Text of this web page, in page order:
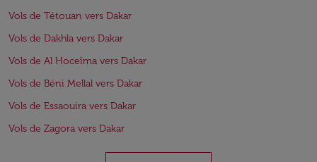
Vols de Tétouan vers Dakar
Vols de Dakhla vers Dakar
Vols de Al Hoceïma vers Dakar
Vols de Béni Mellal vers Dakar
Vols de Essaouira vers Dakar
Vols de Zagora vers Dakar